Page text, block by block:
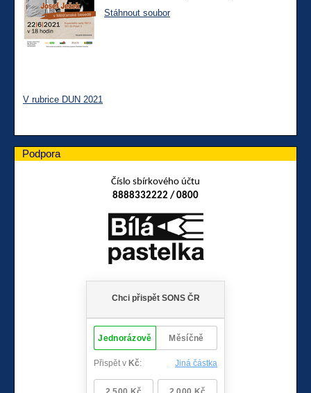
Stáhnout soubor
V rubrice DUN 2021
Podpora
Číslo sbírkového účtu
8888332222 / 0800